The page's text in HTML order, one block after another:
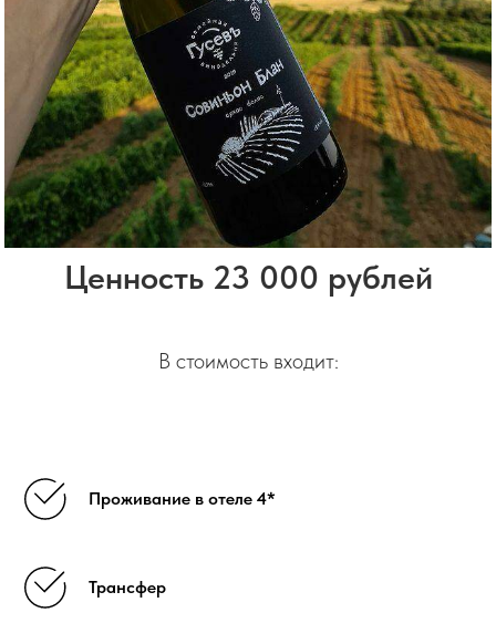
Ценность 23 000 рублей
В стоимость входит:
Проживание в отеле 4*
Трансфер